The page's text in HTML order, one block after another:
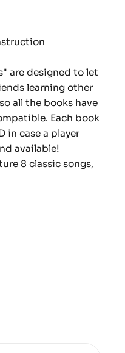
are designed to let
learning other
all the books have
Each book
in case a player
available!
8 classic songs,